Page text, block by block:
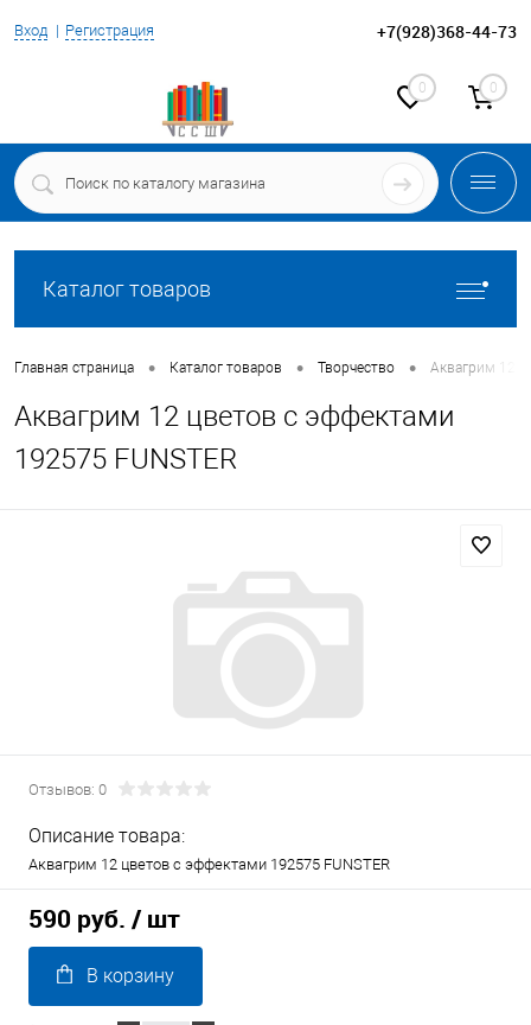
Вход Регистрация +7(928)368-44-73
0 0
Каталог товаров
Главная страница • Каталог товаров • Творчество • Аквагрим 12
Аквагрим 12 цветов с эффектами
192575 FUNSTER
Отзывов: 0
Описание товара:
Аквагрим 12 цветов с эффектами 192575 FUNSTER
590 руб. / шт
В корзину